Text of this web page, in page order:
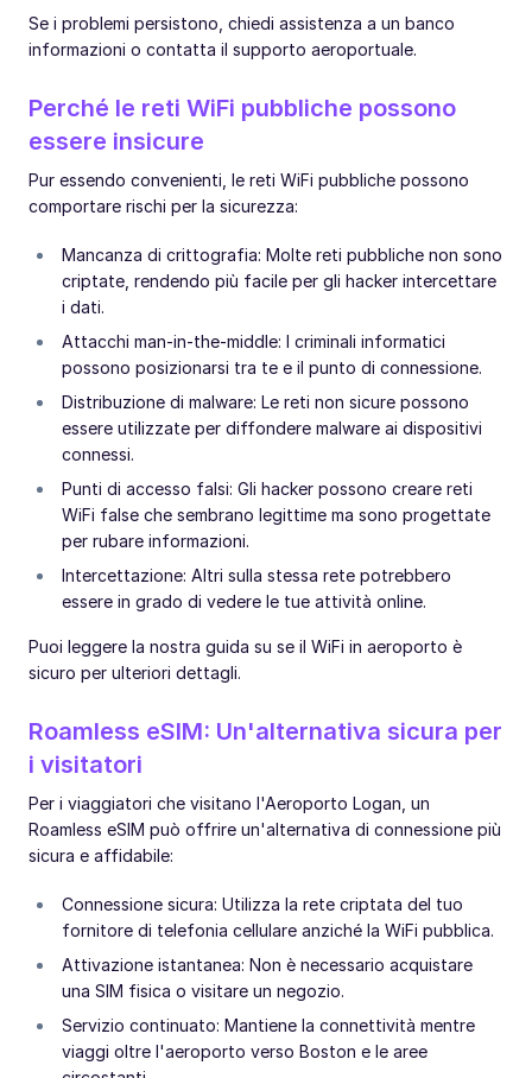
Se i problemi persistono, chiedi assistenza a un banco
informazioni o contatta il supporto aeroportuale.
Perché le reti WiFi pubbliche possono
essere insicure
Pur essendo convenienti, le reti WiFi pubbliche possono
comportare rischi per la sicurezza:
Mancanza di crittografia: Molte reti pubbliche non sono
criptate, rendendo più facile per gli hacker intercettare
i dati.
Attacchi man-in-the-middle: I criminali informatici
possono posizionarsi tra te e il punto di connessione.
Distribuzione di malware: Le reti non sicure possono
essere utilizzate per diffondere malware ai dispositivi
connessi.
Punti di accesso falsi: Gli hacker possono creare reti
WiFi false che sembrano legittime ma sono progettate
per rubare informazioni.
Intercettazione: Altri sulla stessa rete potrebbero
essere in grado di vedere le tue attività online.
Puoi leggere la nostra guida su se il WiFi in aeroporto è
sicuro per ulteriori dettagli.
Roamless eSIM: Un'alternativa sicura per
i visitatori
Per i viaggiatori che visitano l'Aeroporto Logan, un
Roamless eSIM può offrire un'alternativa di connessione più
sicura e affidabile:
Connessione sicura: Utilizza la rete criptata del tuo
fornitore di telefonia cellulare anziché la WiFi pubblica.
Attivazione istantanea: Non è necessario acquistare
una SIM fisica o visitare un negozio.
Servizio continuato: Mantiene la connettività mentre
viaggi oltre l'aeroporto verso Boston e le aree